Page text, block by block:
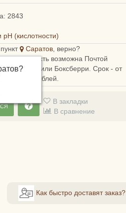
2843
(кислотности)
Саратов, верно?
?
область возможна Почтой
или Боксберри. Срок - от
- от 178 рублей.
В закладки
В сравнение
Как быстро доставят заказ?